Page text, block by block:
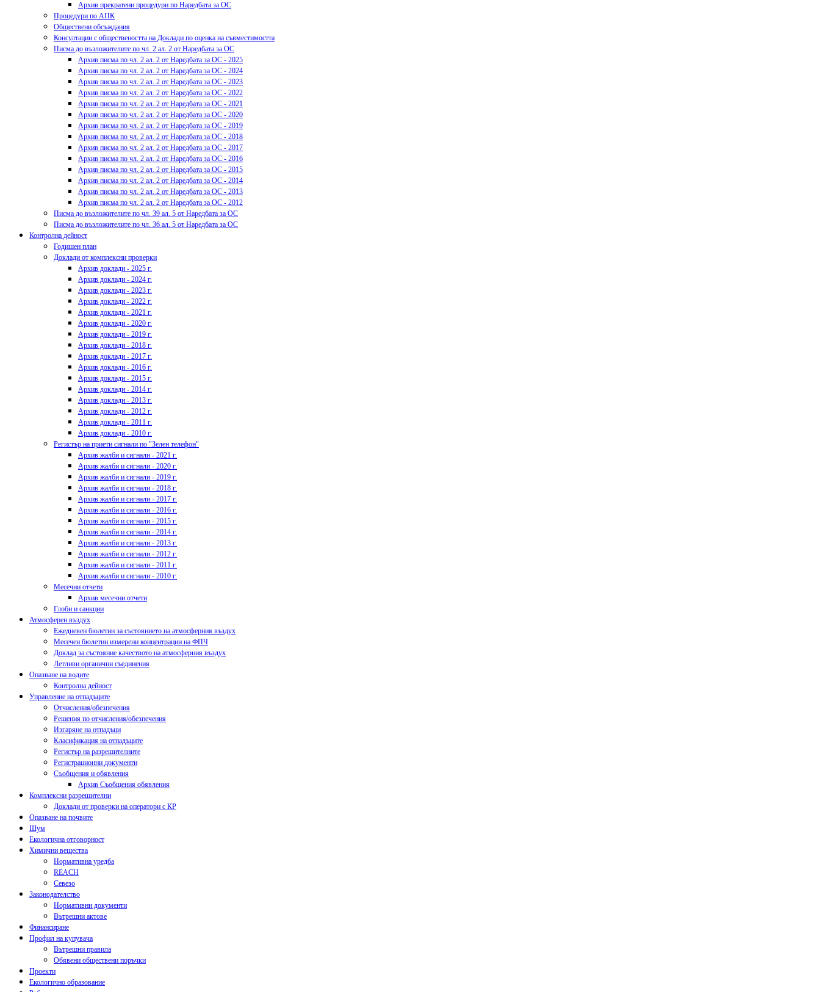
Архив прекратени процедури по Наредбата за ОС
Процедури по АПК
Обществени обсъждания
Консултации с обществеността на Доклади по оценка на съвместимостта
Писма до възложителите по чл. 2 ал. 2 от Наредбата за ОС
Архив писма по чл. 2 ал. 2 от Наредбата за ОС - 2025
Архив писма по чл. 2 ал. 2 от Наредбата за ОС - 2024
Архив писма по чл. 2 ал. 2 от Наредбата за ОС - 2023
Архив писма по чл. 2 ал. 2 от Наредбата за ОС - 2022
Архив писма по чл. 2 ал. 2 от Наредбата за ОС - 2021
Архив писма по чл. 2 ал. 2 от Наредбата за ОС - 2020
Архив писма по чл. 2 ал. 2 от Наредбата за ОС - 2019
Архив писма по чл. 2 ал. 2 от Наредбата за ОС - 2018
Архив писма по чл. 2 ал. 2 от Наредбата за ОС - 2017
Архив писма по чл. 2 ал. 2 от Наредбата за ОС - 2016
Архив писма по чл. 2 ал. 2 от Наредбата за ОС - 2015
Архив писма по чл. 2 ал. 2 от Наредбата за ОС - 2014
Архив писма по чл. 2 ал. 2 от Наредбата за ОС - 2013
Архив писма по чл. 2 ал. 2 от Наредбата за ОС - 2012
Писма до възложителите по чл. 39 ал. 5 от Наредбата за ОС
Писма до възложителите по чл. 36 ал. 5 от Наредбата за ОС
Контролна дейност
Годишен план
Доклади от комплексни проверки
Архив доклади - 2025 г.
Архив доклади - 2024 г.
Архив доклади - 2023 г.
Архив доклади - 2022 г.
Архив доклади - 2021 г.
Архив доклади - 2020 г.
Архив доклади - 2019 г.
Архив доклади - 2018 г.
Архив доклади - 2017 г.
Архив доклади - 2016 г.
Архив доклади - 2015 г.
Архив доклади - 2014 г.
Архив доклади - 2013 г.
Архив доклади - 2012 г.
Архив доклади - 2011 г.
Архив доклади - 2010 г.
Регистър на приети сигнали по "Зелен телефон"
Архив жалби и сигнали - 2021 г.
Архив жалби и сигнали - 2020 г.
Архив жалби и сигнали - 2019 г.
Архив жалби и сигнали - 2018 г.
Архив жалби и сигнали - 2017 г.
Архив жалби и сигнали - 2016 г.
Архив жалби и сигнали - 2015 г.
Архив жалби и сигнали - 2014 г.
Архив жалби и сигнали - 2013 г.
Архив жалби и сигнали - 2012 г.
Архив жалби и сигнали - 2011 г.
Архив жалби и сигнали - 2010 г.
Месечни отчети
Архив месечни отчети
Глоби и санкции
Атмосферен въздух
Ежедневен бюлетин за състоянието на атмосферния въздух
Месечен бюлетин измерени концентрации на ФПЧ
Доклад за състояние качеството на атмосферния въздух
Летливи органични съединения
Опазване на водите
Контролна дейност
Управление на отпадъците
Отчисления/обезпечения
Решения по отчисления/обезпечения
Изгаряне на отпадъци
Класификация на отпадъците
Регистър на разрешителните
Регистрационни документи
Съобщения и обявления
Архив Съобщения обявления
Комплексни разрешителни
Доклади от проверки на оператори с КР
Опазване на почвите
Шум
Екологична отговорност
Химични вещества
Нормативна уредба
REACH
Севезо
Законодателство
Нормативни документи
Вътрешни актове
Финансиране
Профил на купувача
Вътрешни правила
Обявени обществени поръчки
Проекти
Екологично образование